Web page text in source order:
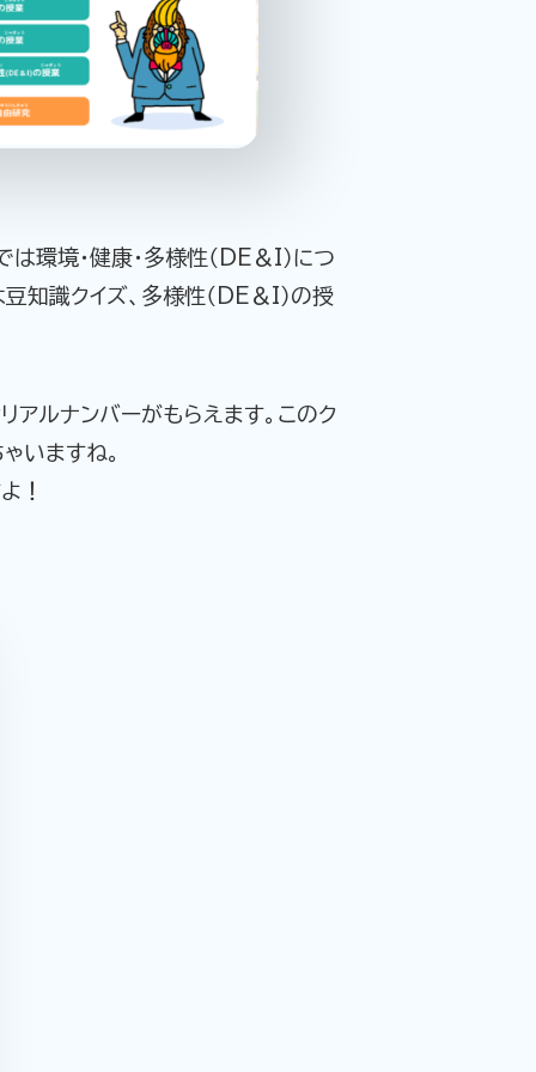
環境・健康・多様性（DE＆I）につ
知識クイズ、多様性（DE＆I）の授
アルナンバーがもらえます。このク
いますね。
！